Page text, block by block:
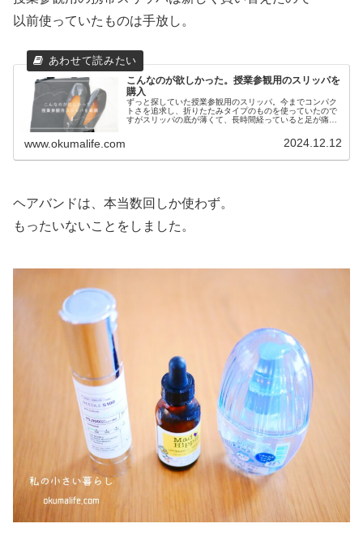
以前使っていたものは手放し。
こんなのが欲しかった。授業参観用のスリッパを
購入
ずっと探していた授業参観用のスリッパ。今までコンパク
トさを追求し、折りたたみタイプのものを使っていたので
すがスリッパの底が薄くて、長時間経っていると足が痛く
www.okumalife.com 2024.12.12
ヘアバンドは、本当数回しか使わず。
もったいないことをしました。